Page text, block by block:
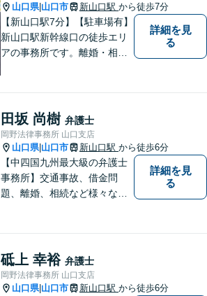
山口県| 山口市 新山口駅 から徒歩7分
【新山口駅7分】【駐車場有】
新山口駅新幹線口の徒歩エリ
アの事務所です。離婚・相続
になることがあれば、おたず
ねください。
詳細を見
る
田坂 尚樹 弁護士
岡野法律事務所 山口支店
山口県| 山口市 新山口駅 から徒歩6分
【中四国九州最大級の弁護士
事務所】交通事故、借金問
題、離婚、相続など様々な問
い！
詳細を見
る
砥上 幸裕 弁護士
岡野法律事務所 山口支店
山口県| 山口市 新山口駅 から徒歩6分